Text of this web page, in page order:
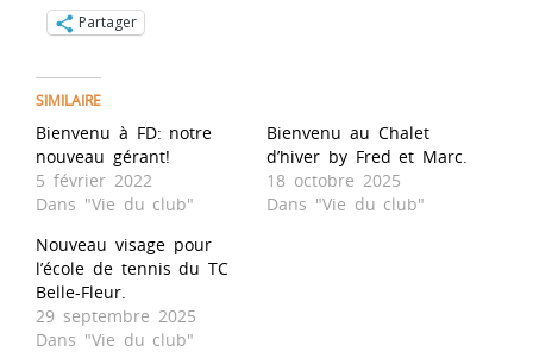
Partager
SIMILAIRE
Bienvenu à FD: notre
nouveau gérant!
5 février 2022
Dans "Vie du club"
Bienvenu au Chalet
d’hiver by Fred et Marc.
18 octobre 2025
Dans "Vie du club"
Nouveau visage pour
l’école de tennis du TC
Belle-Fleur.
29 septembre 2025
Dans "Vie du club"